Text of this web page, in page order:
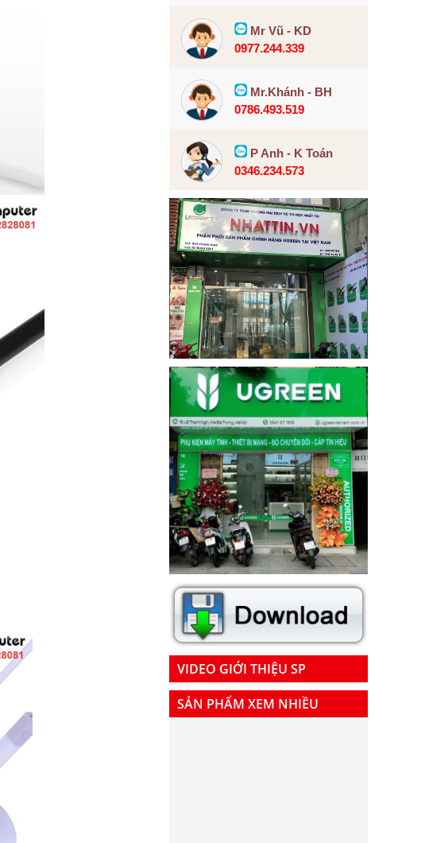
Mr Vũ - KD
0977.244.339
Mr.Khánh - BH
0786.493.519
P Anh - K Toán
0346.234.573
VIDEO GIỚI THIỆU SP
SẢN PHẨM XEM NHIỀU